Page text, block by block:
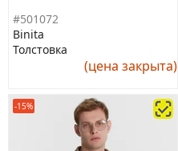
#501072
Binita
Толстовка
(цена закрыта)
-15%